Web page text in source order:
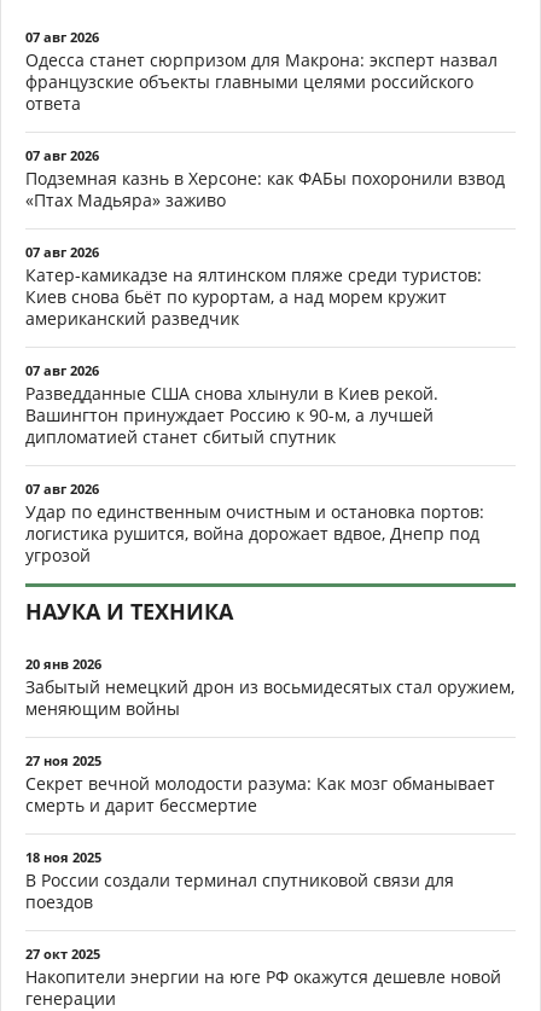
07 авг 2026
Одесса станет сюрпризом для Макрона: эксперт назвал
французские объекты главными целями российского
ответа
07 авг 2026
Подземная казнь в Херсоне: как ФАБы похоронили взвод
«Птах Мадьяра» заживо
07 авг 2026
Катер-камикадзе на ялтинском пляже среди туристов:
Киев снова бьёт по курортам, а над морем кружит
американский разведчик
07 авг 2026
Разведданные США снова хлынули в Киев рекой.
Вашингтон принуждает Россию к 90-м, а лучшей
дипломатией станет сбитый спутник
07 авг 2026
Удар по единственным очистным и остановка портов:
логистика рушится, война дорожает вдвое, Днепр под
угрозой
НАУКА И ТЕХНИКА
20 янв 2026
Забытый немецкий дрон из восьмидесятых стал оружием,
меняющим войны
27 ноя 2025
Секрет вечной молодости разума: Как мозг обманывает
смерть и дарит бессмертие
18 ноя 2025
В России создали терминал спутниковой связи для
поездов
27 окт 2025
Накопители энергии на юге РФ окажутся дешевле новой
генерации